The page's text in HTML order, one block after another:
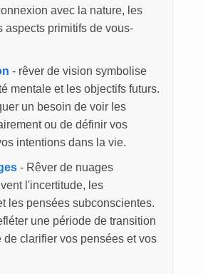
avec la nature, les
aspects primitifs de vous-
- rêver de vision symbolise
mentale et les objectifs futurs.
un besoin de voir les
ou de définir vos
intentions dans la vie.
- Rêver de nuages
l'incertitude, les
les pensées subconscientes.
une période de transition
de clarifier vos pensées et vos